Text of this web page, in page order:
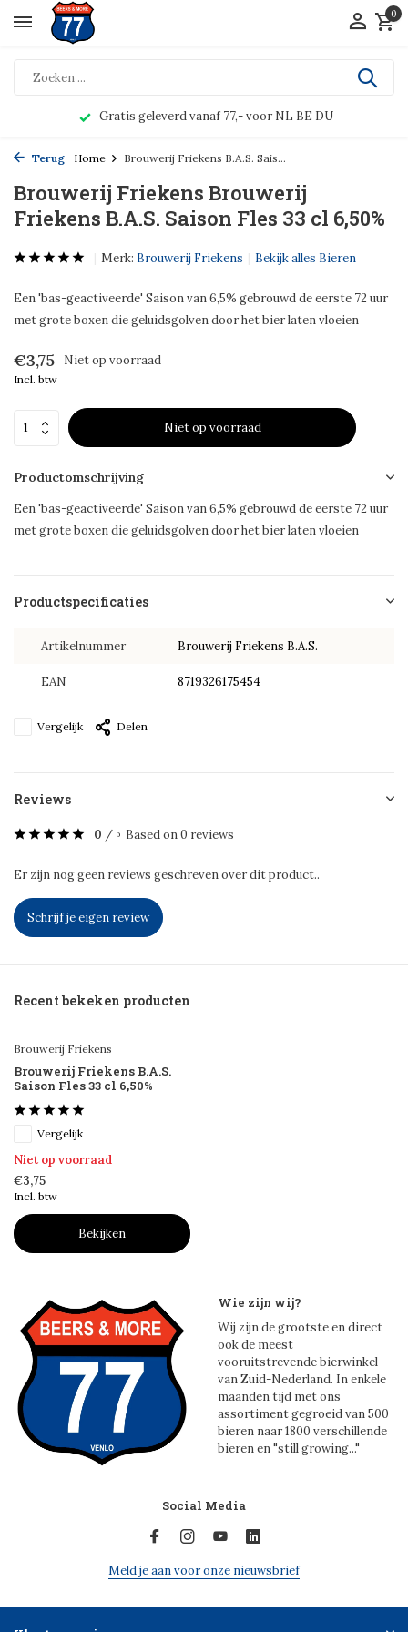
0
Gratis geleverd vanaf 77,- voor NL BE DU
Terug Home Brouwerij Friekens B.A.S. Sais...
Brouwerij Friekens Brouwerij
Friekens B.A.S. Saison Fles 33 cl 6,50%
Merk: Brouwerij Friekens Bekijk alles Bieren
Een 'bas-geactiveerde' Saison van 6,5% gebrouwd de eerste 72 uur
met grote boxen die geluidsgolven door het bier laten vloeien
€3,75 Niet op voorraad
Incl. btw
Niet op voorraad
Productomschrijving
Een 'bas-geactiveerde' Saison van 6,5% gebrouwd de eerste 72 uur
met grote boxen die geluidsgolven door het bier laten vloeien
Productspecificaties
Artikelnummer Brouwerij Friekens B.A.S.
EAN 8719326175454
Vergelijk Delen
Reviews
0 / 5 Based on 0 reviews
Er zijn nog geen reviews geschreven over dit product..
Schrijf je eigen review
Recent bekeken producten
Brouwerij Friekens
Brouwerij Friekens B.A.S.
Saison Fles 33 cl 6,50%
Vergelijk
Niet op voorraad
€3,75
Incl. btw
Bekijken
Wie zijn wij?
Wij zijn de grootste en direct
ook de meest
vooruitstrevende bierwinkel
van Zuid-Nederland. In enkele
maanden tijd met ons
assortiment gegroeid van 500
bieren naar 1800 verschillende
bieren en "still growing..."
Social Media
Meld je aan voor onze nieuwsbrief